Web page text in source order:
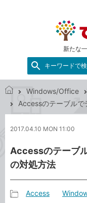
新たな
キーワードで
で
ネ
ト
Windows/Office
Accessのテーブル
2017.04.10 MON 11:00
Accessのテーブ
の対処方法
Access